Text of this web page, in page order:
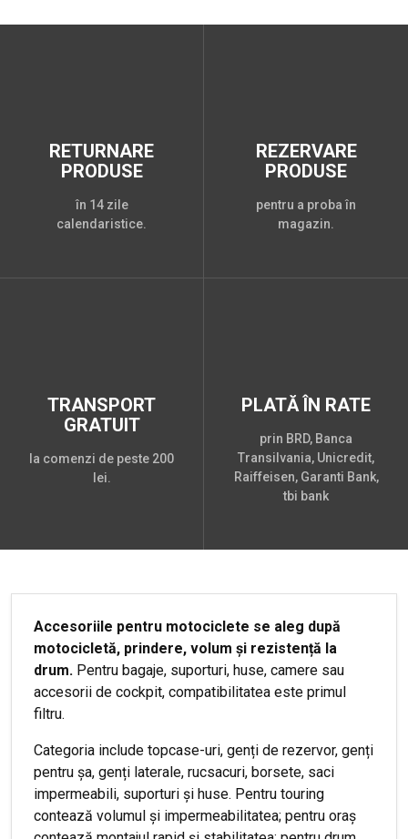
RETURNARE
PRODUSE
în 14 zile
calendaristice.
REZERVARE
PRODUSE
pentru a proba în
magazin.
TRANSPORT
GRATUIT
la comenzi de peste 200
lei.
PLATĂ ÎN RATE
prin BRD, Banca
Transilvania, Unicredit,
Raiffeisen, Garanti Bank,
tbi bank
Accesoriile pentru motociclete se aleg după
motocicletă, prindere, volum și rezistență la
drum. Pentru bagaje, suporturi, huse, camere sau
accesorii de cockpit, compatibilitatea este primul
filtru.
Categoria include topcase-uri, genți de rezervor, genți
pentru șa, genți laterale, rucsacuri, borsete, saci
impermeabili, suporturi și huse. Pentru touring
contează volumul și impermeabilitatea; pentru oraș